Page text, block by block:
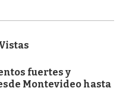
fuertes y
Montevideo hasta